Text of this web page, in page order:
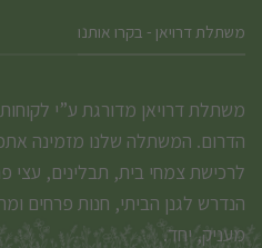
משתלת דרויאן - בקרו אותנו
משתלת דרויאן מדורגת ע”י
הדרום. המשתלה שלנו מזמינה
לרכישת צמחי בית, תבלינים, עצי
הנדרש לגנן הביתי, חנות פרחים
מעניק, יחד.